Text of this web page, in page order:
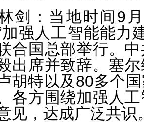
剑：当地时间9
加强人工智能能力
合国总部举行。
出席并致辞。塞
胡特以及80多个
各方围绕加强人
见，达成广泛共识